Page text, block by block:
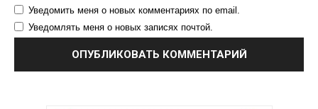
Уведомить меня о новых комментариях по email.
Уведомлять меня о новых записях почтой.